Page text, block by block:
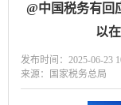
@中国税务有回
以
发布时间：2025-06-23
来源：国家税务总局